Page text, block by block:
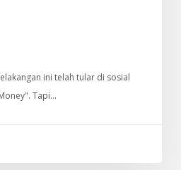
ini telah tular di sosial
Tapi…